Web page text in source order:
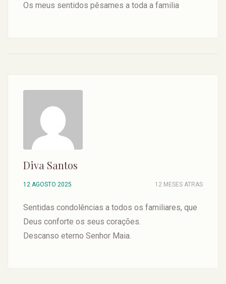
Os meus sentidos pêsames a toda a familia
Diva Santos
12 AGOSTO 2025 12 MESES ATRAS
Sentidas condolências a todos os familiares, que
Deus conforte os seus corações.
Descanso eterno Senhor Maia.